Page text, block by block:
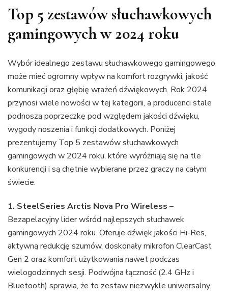
Top 5 zestawów słuchawkowych
gamingowych w 2024 roku
Wybór idealnego zestawu słuchawkowego gamingowego
może mieć ogromny wpływ na komfort rozgrywki, jakość
komunikacji oraz głębię wrażeń dźwiękowych. Rok 2024
przynosi wiele nowości w tej kategorii, a producenci stale
podnoszą poprzeczkę pod względem jakości dźwięku,
wygody noszenia i funkcji dodatkowych. Poniżej
prezentujemy Top 5 zestawów słuchawkowych
gamingowych w 2024 roku, które wyróżniają się na tle
konkurencji i są chętnie wybierane przez graczy na całym
świecie.
1. SteelSeries Arctis Nova Pro Wireless –
Bezapelacyjny lider wśród najlepszych słuchawek
gamingowych 2024 roku. Oferuje dźwięk jakości Hi-Res,
aktywną redukcję szumów, doskonały mikrofon ClearCast
Gen 2 oraz komfort użytkowania nawet podczas
wielogodzinnych sesji. Podwójna łączność (2.4 GHz i
Bluetooth) sprawia, że to zestaw niezwykle uniwersalny.